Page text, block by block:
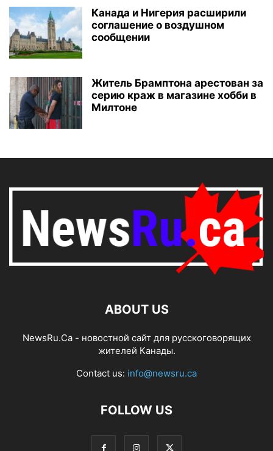
Канада и Нигерия расширили
соглашение о воздушном
сообщении
Житель Брамптона арестован за
серию краж в магазине хобби в
Милтоне
ABOUT US
NewsRu.Ca - новостной сайт для русскоговорящих
жителей Канады.
Contact us: info@newsru.ca
FOLLOW US